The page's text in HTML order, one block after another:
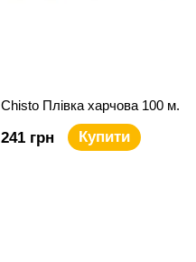
Chisto Плівка харчова 100 м.
241 грн Купити